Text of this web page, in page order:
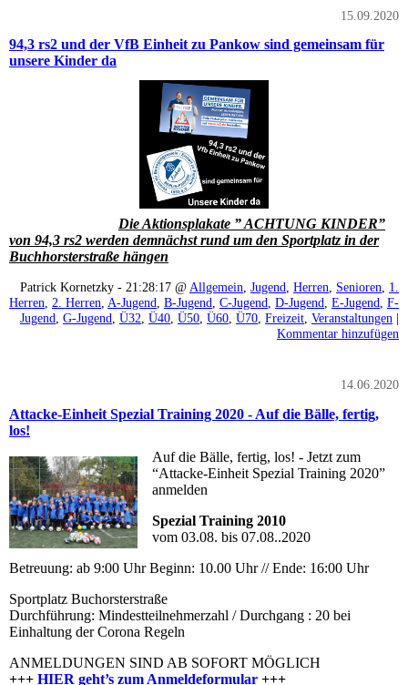
15.09.2020
94,3 rs2 und der VfB Einheit zu Pankow sind gemeinsam für
unsere Kinder da
Die Aktionsplakate ” ACHTUNG KINDER”
von 94,3 rs2 werden demnächst rund um den Sportplatz in der
Buchhorsterstraße hängen
Patrick Kornetzky - 21:28:17 @ Allgemein Jugend Herren Senioren
1.
Herren
2. Herren A-Jugend B-Jugend C-Jugend D-Jugend E-Jugend F-
Jugend G-Jugend Ü32 Ü40 Ü50 Ü60 Ü70 Freizeit Veranstaltungen |
Kommentar hinzufügen
14.06.2020
Attacke-Einheit Spezial Training 2020 - Auf die Bälle, fertig,
los!
Auf die Bälle, fertig, los! - Jetzt zum
“Attacke-Einheit Spezial Training 2020”
anmelden
Spezial Training 2010
vom 03.08. bis 07.08..2020
Betreuung: ab 9:00 Uhr Beginn: 10.00 Uhr // Ende: 16:00 Uhr
Sportplatz Buchorsterstraße
Durchführung: Mindestteilnehmerzahl / Durchgang : 20 bei
Einhaltung der Corona Regeln
ANMELDUNGEN SIND AB SOFORT MÖGLICH
+++ HIER geht’s zum Anmeldeformular +++